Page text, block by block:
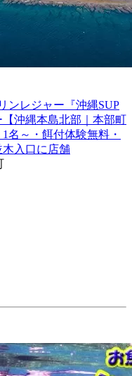
ンレジャー『沖縄SUP
沖縄本島北部｜本部町
名～・餌付体験無料・
入口に店舗